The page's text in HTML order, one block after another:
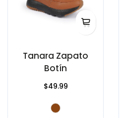
Tanara Zapato
Botín
$49.99